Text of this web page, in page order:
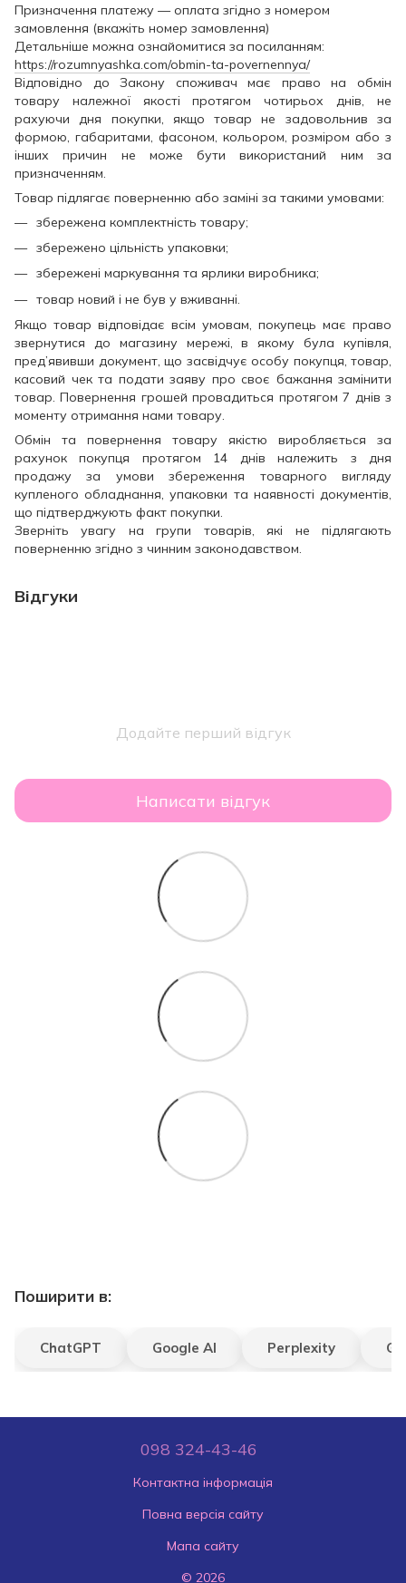
Призначення платежу — оплата згідно з номером
замовлення (вкажіть номер замовлення)
Детальніше можна ознайомитися за посиланням:
https://rozumnyashka.com/obmin-ta-povernennya/
Відповідно до Закону споживач має право на обмін
товару належної якості протягом чотирьох днів, не
рахуючи дня покупки, якщо товар не задовольнив за
формою, габаритами, фасоном, кольором, розміром або з
інших причин не може бути використаний ним за
призначенням.
Товар підлягає поверненню або заміні за такими умовами:
збережена комплектність товару;
збережено цільність упаковки;
збережені маркування та ярлики виробника;
товар новий і не був у вживанні.
Якщо товар відповідає всім умовам, покупець має право
звернутися до магазину мережі, в якому була купівля,
пред’явивши документ, що засвідчує особу покупця, товар,
касовий чек та подати заяву про своє бажання замінити
товар. Повернення грошей провадиться протягом 7 днів з
моменту отримання нами товару.
Обмін та повернення товару якістю виробляється за
рахунок покупця протягом 14 днів належить з дня
продажу за умови збереження товарного вигляду
купленого обладнання, упаковки та наявності документів,
що підтверджують факт покупки.
Зверніть увагу на групи товарів, які не підлягають
поверненню згідно з чинним законодавством.
Відгуки
Додайте перший відгук
Написати відгук
Поширити в:
ChatGPT Google AI Perplexity
098 324-43-46
Контактна інформація
Повна версія сайту
Мапа сайту
© 2026